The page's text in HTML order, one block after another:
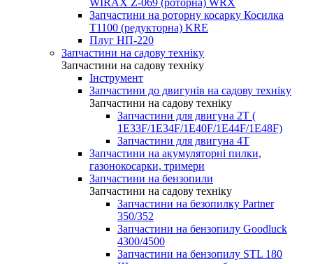
WIRAX Z-069 (роторна) WRX
Запчастини на роторну косарку Косилка
T1100 (редукторна) KRE
Плуг НП-220
Запчастини на садову техніку
Запчастини на садову техніку
Інструмент
Запчастини до двигунів на садову техніку
Запчастини на садову техніку
Запчастини для двигуна 2Т (
1Е33F/1E34F/1Е40F/1E44F/1Е48F)
Запчастини для двигуна 4Т
Запчастини на акумуляторні пилки,
газонокосарки, тримери
Запчастини на бензопили
Запчастини на садову техніку
Запчастини на безопилку Partner
350/352
Запчастини на бензопилу Goodluck
4300/4500
Запчастини на бензопилу STL 180